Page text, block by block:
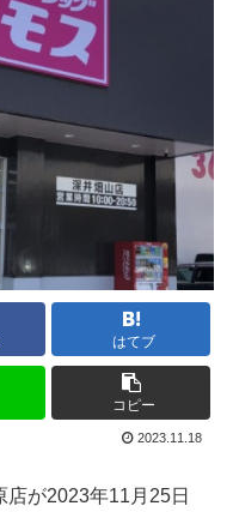
はてブ
コピー
2023.11.18
店が2023年11月25日